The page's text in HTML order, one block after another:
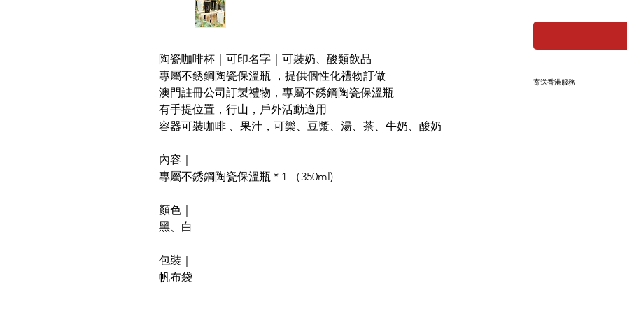
陶瓷咖啡杯｜可印名字｜可裝奶、酸類飲品
專屬不銹鋼陶瓷保溫瓶 ，提供個性化禮物訂做
澳門註冊公司訂製禮物，專屬不銹鋼陶瓷保溫瓶
有手提位置，行山，戶外活動適用
容器可裝咖啡 、果汁，可樂、豆漿、湯、茶、牛奶、酸奶
內容｜
專屬不銹鋼陶瓷保溫瓶 * 1 （350ml)
顏色｜
黑、白
包裝｜
帆布袋
寄送香港服務